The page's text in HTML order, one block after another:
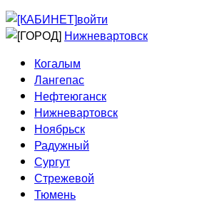
Домовые сети
войти
Нижневартовск
Когалым
Лангепас
Нефтеюганск
Нижневартовск
Ноябрьск
Радужный
Сургут
Стрежевой
Тюмень